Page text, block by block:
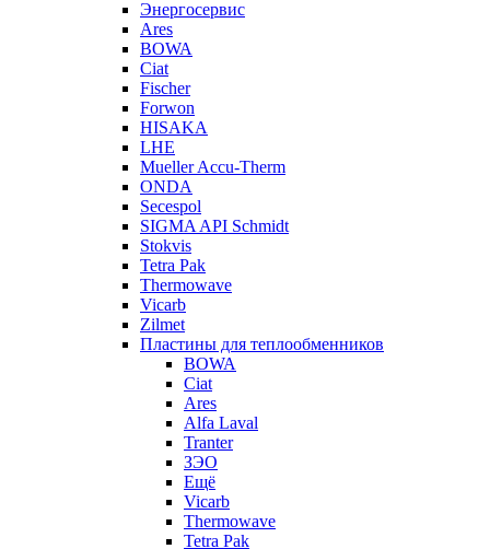
Энергосервис
Ares
BOWA
Ciat
Fischer
Forwon
HISAKA
LHE
Mueller Accu-Therm
ONDA
Secespol
SIGMA API Schmidt
Stokvis
Tetra Pak
Thermowave
Vicarb
Zilmet
Пластины для теплообменников
BOWA
Ciat
Ares
Alfa Laval
Tranter
ЗЭО
Ещё
Vicarb
Thermowave
Tetra Pak